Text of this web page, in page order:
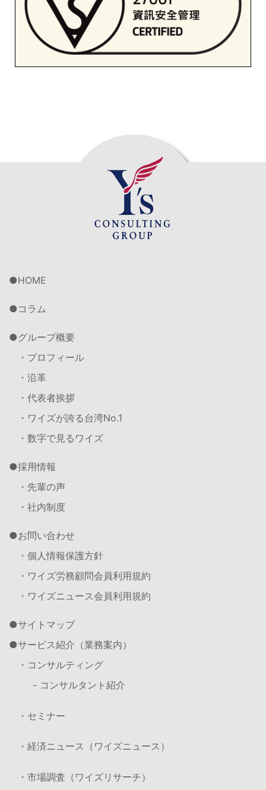
HOME
コラム
グループ概要
・プロフィール
・沿革
・代表者挨拶
・ワイズが誇る台湾No.1
・数字で見るワイズ
採用情報
・先輩の声
・社内制度
お問い合わせ
・個人情報保護方針
・ワイズ労務顧問会員利用規約
・ワイズニュース会員利用規約
サイトマップ
サービス紹介（業務案内）
・コンサルティング
- コンサルタント紹介
・セミナー
・経済ニュース（ワイズニュース）
・市場調査（ワイズリサーチ）